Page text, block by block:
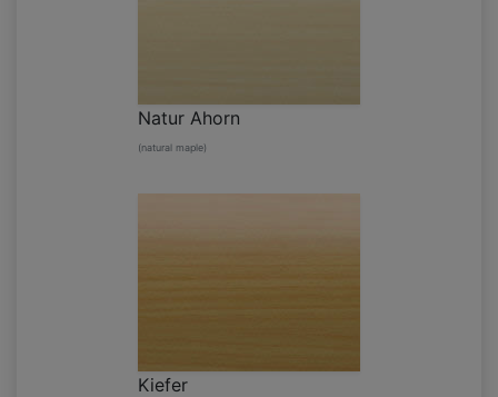
Natur Ahorn
(natural maple)
Kiefer